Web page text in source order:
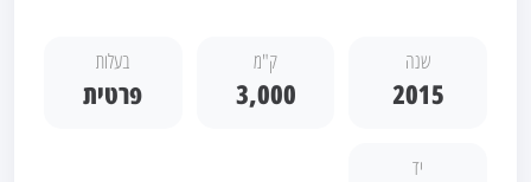
שנה
2015
ק"מ
3,000
בעלות
פרטית
יד